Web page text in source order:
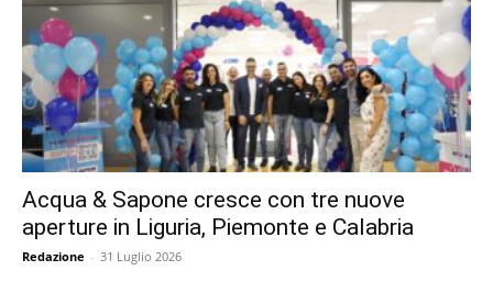
Acqua & Sapone cresce con tre nuove
aperture in Liguria, Piemonte e Calabria
Redazione - 31 Luglio 2026